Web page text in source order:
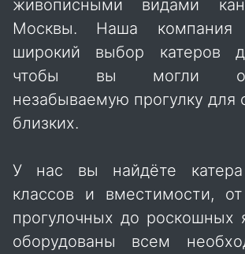
живописными видами
Москвы. Наша компания
широкий выбор катеров
чтобы вы могли
незабываемую прогулку для
близких.
У нас вы найдёте катера
классов и вместимости,
прогулочных до роскошных
оборудованы всем